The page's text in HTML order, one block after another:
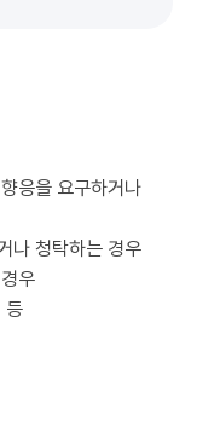
응을 요구하거나
나 청탁하는 경우
우
등